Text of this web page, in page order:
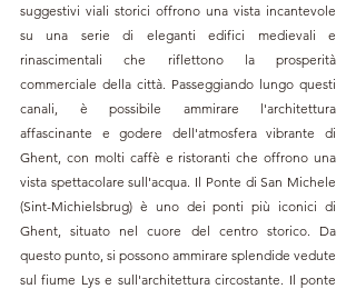
suggestivi viali storici offrono una vista incantevole
su una serie di eleganti edifici medievali e
rinascimentali che riflettono la prosperità
commerciale della città. Passeggiando lungo questi
canali, è possibile ammirare l'architettura
affascinante e godere dell'atmosfera vibrante di
Ghent, con molti caffè e ristoranti che offrono una
vista spettacolare sull'acqua. Il Ponte di San Michele
(Sint-Michielsbrug) è uno dei ponti più iconici di
Ghent, situato nel cuore del centro storico. Da
questo punto, si possono ammirare splendide vedute
sul fiume Lys e sull'architettura circostante. Il ponte